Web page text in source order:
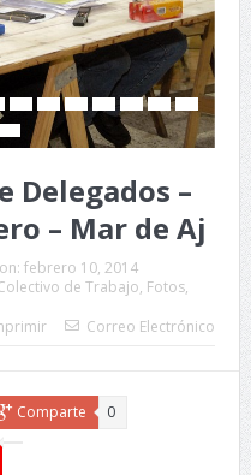
Delegados –
– Mar de Aj
on: febrero 10, 2014
de Trabajo, Fotos,
Correo Electrónico
Comparte 0